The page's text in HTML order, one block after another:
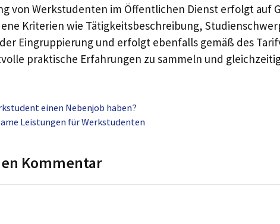
von Werkstudenten im Öffentlichen Dienst erfolgt auf
Kriterien wie Tätigkeitsbeschreibung,
Eingruppierung und erfolgt ebenfalls gemäß des
praktische Erfahrungen zu sammeln und
einen Nebenjob haben?
Leistungen für Werkstudenten
Kommentar